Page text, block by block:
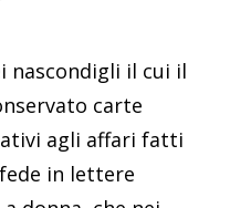
nascondigli il cui il
carte
agli affari fatti
in lettere